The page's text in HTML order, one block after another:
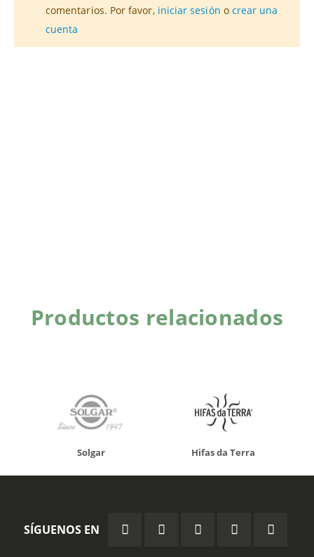
comentarios. Por favor, iniciar sesión o crear una
cuenta
Productos relacionados
Solgar Hifas da Terra
SÍGUENOS EN